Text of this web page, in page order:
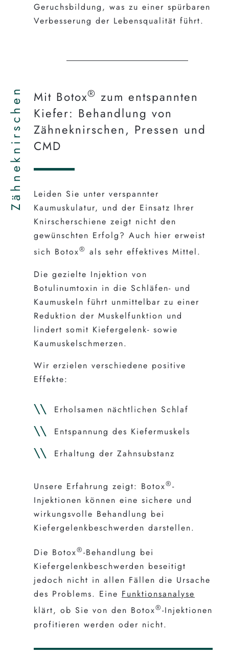
Geruchsbildung, was zu einer spürbaren
Verbesserung der Lebensqualität führt.
Zähneknirschen Mit Botox® zum entspannten
Kiefer: Behandlung von
Zähneknirschen, Pressen und
CMD
Leiden Sie unter verspannter
Kaumuskulatur, und der Einsatz Ihrer
Knirscherschiene zeigt nicht den
gewünschten Erfolg? Auch hier erweist
sich Botox® als sehr effektives Mittel.
Die gezielte Injektion von
Botulinumtoxin in die Schläfen- und
Kaumuskeln führt unmittelbar zu einer
Reduktion der Muskelfunktion und
lindert somit Kiefergelenk- sowie
Kaumuskelschmerzen.
Wir erzielen verschiedene positive
Effekte:
Erholsamen nächtlichen Schlaf
Entspannung des Kiefermuskels
Erhaltung der Zahnsubstanz
Unsere Erfahrung zeigt: Botox®-
Injektionen können eine sichere und
wirkungsvolle Behandlung bei
Kiefergelenkbeschwerden darstellen.
Die Botox®-Behandlung bei
Kiefergelenkbeschwerden beseitigt
jedoch nicht in allen Fällen die Ursache
des Problems. Eine Funktionsanalyse
klärt, ob Sie von den Botox®-Injektionen
profitieren werden oder nicht.